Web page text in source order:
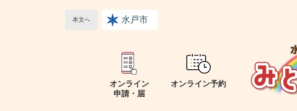
本文へ 水戸市
オンライン
申請・届
オンライン予約